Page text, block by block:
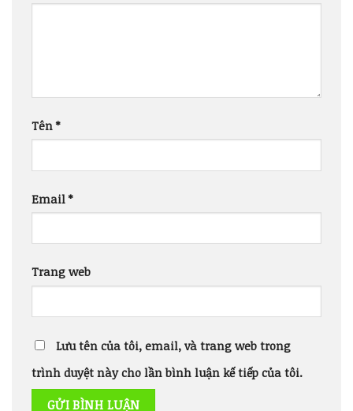
Tên*
Email*
Trang web
Lưu tên của tôi, email, và trang web trong
trình duyệt này cho lần bình luận kế tiếp của tôi.